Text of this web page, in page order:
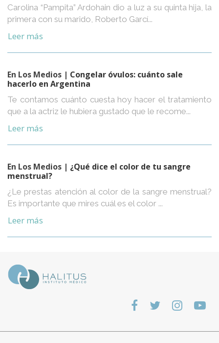
Carolina “Pampita” Ardohain dio a luz a su quinta hija, la
primera con su marido, Roberto Garcí...
Leer más
En Los Medios | Congelar óvulos: cuánto sale
hacerlo en Argentina
Te contamos cuánto cuesta hoy hacer el tratamiento
que a la actriz le hubiera gustado que le recome...
Leer más
En Los Medios | ¿Qué dice el color de tu sangre
menstrual?
¿Le prestas atención al color de la sangre menstrual?
Es importante que mires cuál es el color ...
Leer más